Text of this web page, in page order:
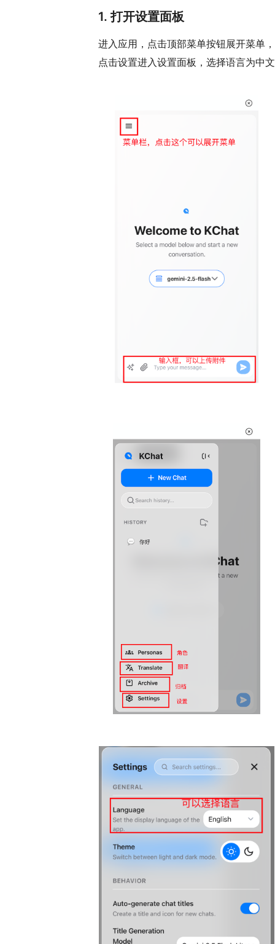
1. 打开设置面板
进入应用，点击顶部菜单按钮展开菜单，
点击设置进入设置面板，选择语言为中文